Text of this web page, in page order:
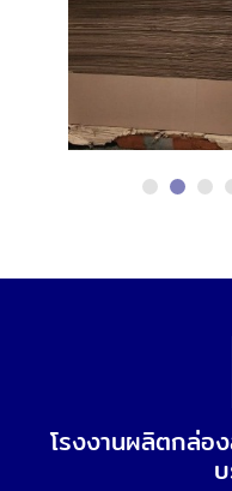
โรงงานผลิตกล่อ